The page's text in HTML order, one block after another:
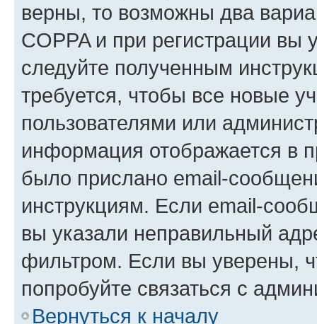
верны, то возможны два
COPPA и при регистрации вы
следуйте полученным
требуется, чтобы все новые
пользователями или
информация отображается в
было прислано email-
инструкциям. Если email-
вы указали неправильный
фильтром. Если вы уверены,
попробуйте связаться с
Вернуться к началу